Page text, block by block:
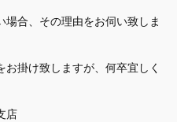
合、その理由をお伺い致しま
掛け致しますが、何卒宜しく
店